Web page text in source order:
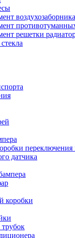
воздухозаборника
решетки
переключения
датчика
коробки